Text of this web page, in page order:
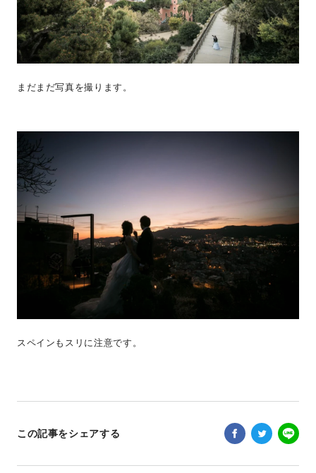
まだまだ写真を撮ります。
スペインもスリに注意です。
この記事をシェアする